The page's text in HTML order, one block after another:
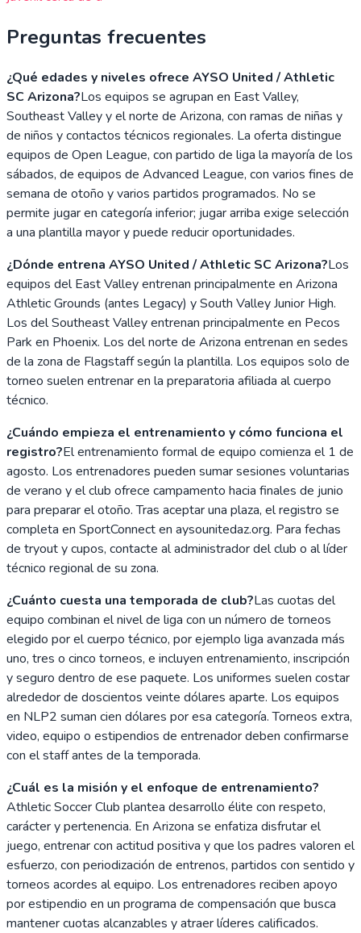
Preguntas frecuentes
¿Qué edades y niveles ofrece AYSO United / Athletic
SC Arizona?Los equipos se agrupan en East Valley,
Southeast Valley y el norte de Arizona, con ramas de niñas y
de niños y contactos técnicos regionales. La oferta distingue
equipos de Open League, con partido de liga la mayoría de los
sábados, de equipos de Advanced League, con varios fines de
semana de otoño y varios partidos programados. No se
permite jugar en categoría inferior; jugar arriba exige selección
a una plantilla mayor y puede reducir oportunidades.
¿Dónde entrena AYSO United / Athletic SC Arizona?Los
equipos del East Valley entrenan principalmente en Arizona
Athletic Grounds (antes Legacy) y South Valley Junior High.
Los del Southeast Valley entrenan principalmente en Pecos
Park en Phoenix. Los del norte de Arizona entrenan en sedes
de la zona de Flagstaff según la plantilla. Los equipos solo de
torneo suelen entrenar en la preparatoria afiliada al cuerpo
técnico.
¿Cuándo empieza el entrenamiento y cómo funciona el
registro?El entrenamiento formal de equipo comienza el 1 de
agosto. Los entrenadores pueden sumar sesiones voluntarias
de verano y el club ofrece campamento hacia finales de junio
para preparar el otoño. Tras aceptar una plaza, el registro se
completa en SportConnect en aysounitedaz.org. Para fechas
de tryout y cupos, contacte al administrador del club o al líder
técnico regional de su zona.
¿Cuánto cuesta una temporada de club?Las cuotas del
equipo combinan el nivel de liga con un número de torneos
elegido por el cuerpo técnico, por ejemplo liga avanzada más
uno, tres o cinco torneos, e incluyen entrenamiento, inscripción
y seguro dentro de ese paquete. Los uniformes suelen costar
alrededor de doscientos veinte dólares aparte. Los equipos
en NLP2 suman cien dólares por esa categoría. Torneos extra,
video, equipo o estipendios de entrenador deben confirmarse
con el staff antes de la temporada.
¿Cuál es la misión y el enfoque de entrenamiento?
Athletic Soccer Club plantea desarrollo élite con respeto,
carácter y pertenencia. En Arizona se enfatiza disfrutar el
juego, entrenar con actitud positiva y que los padres valoren el
esfuerzo, con periodización de entrenos, partidos con sentido y
torneos acordes al equipo. Los entrenadores reciben apoyo
por estipendio en un programa de compensación que busca
mantener cuotas alcanzables y atraer líderes calificados.